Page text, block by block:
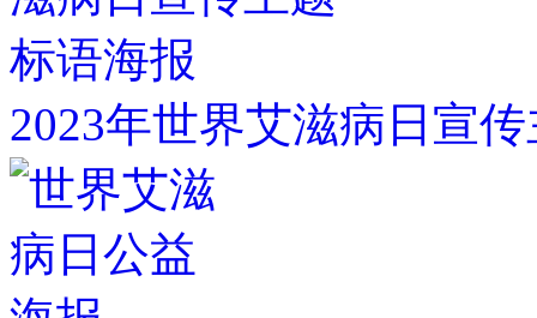
2023年世界艾滋病日宣